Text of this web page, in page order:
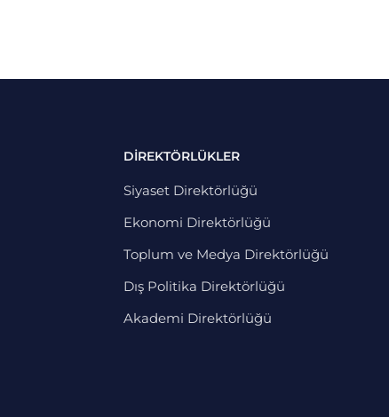
DİREKTÖRLÜKLER
Siyaset Direktörlüğü
Ekonomi Direktörlüğü
Toplum ve Medya Direktörlüğü
Dış Politika Direktörlüğü
Akademi Direktörlüğü